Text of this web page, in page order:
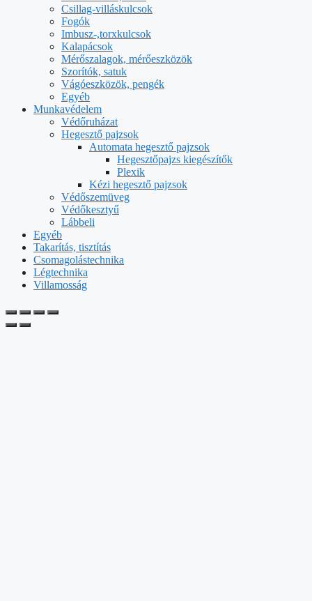
Csillag-villáskulcsok
Fogók
Imbusz-,torxkulcsok
Kalapácsok
Mérőszalagok, mérőeszközök
Szorítók, satuk
Vágóeszközök, pengék
Egyéb
Munkavédelem
Védőruházat
Hegesztő pajzsok
Automata hegesztő pajzsok
Hegesztőpajzs kiegészítők
Plexik
Kézi hegesztő pajzsok
Védőszemüveg
Védőkesztyű
Lábbeli
Egyéb
Takarítás, tisztítás
Csomagolástechnika
Légtechnika
Villamosság